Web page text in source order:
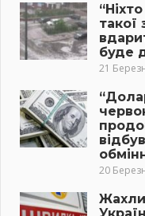
такої
буде
21
20